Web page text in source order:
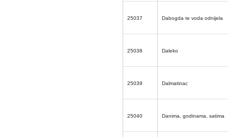
25037 Dabogda te voda odnijela
25038 Daleko
25039 Dalmatinac
25040 Danima, godinama, satima